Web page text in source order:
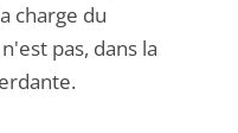
charge du
pas, dans la